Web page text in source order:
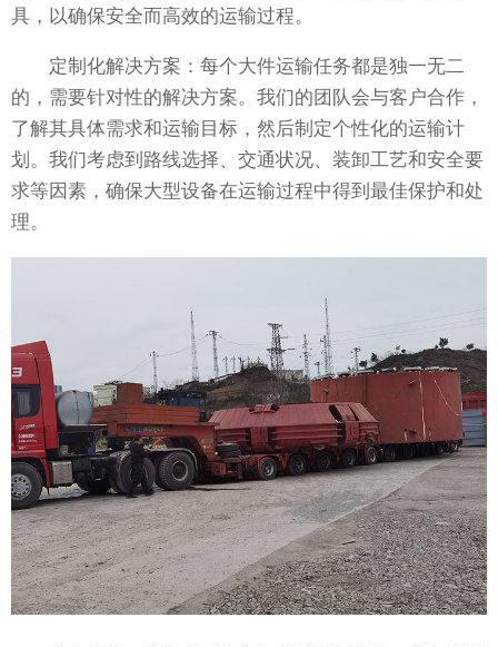
具，以确保安全而高效的运输过程。
定制化解决方案：每个大件运输任务都是独一无二
的，需要针对性的解决方案。我们的团队会与客户合作，
了解其具体需求和运输目标，然后制定个性化的运输计
划。我们考虑到路线选择、交通状况、装卸工艺和安全要
求等因素，确保大型设备在运输过程中得到最佳保护和处
理。